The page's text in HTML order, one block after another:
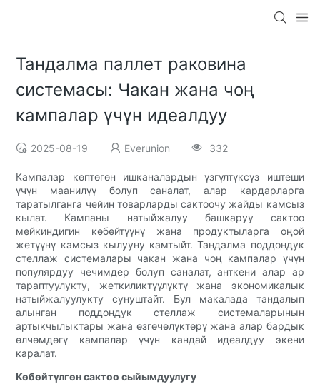
Тандалма паллет раковина
системасы: Чакан жана чоң
кампалар үчүн идеалдуу
2025-08-19 Everunion 332
Кампалар көптөгөн ишканалардын үзгүлтүксүз иштеши
үчүн маанилүү болуп саналат, алар кардарларга
таратылганга чейин товарларды сактоочу жайды камсыз
кылат. Кампаны натыйжалуу башкаруу сактоо
мейкиндигин көбөйтүүнү жана продуктыларга оңой
жетүүнү камсыз кылууну камтыйт. Тандалма поддондук
стеллаж системалары чакан жана чоң кампалар үчүн
популярдуу чечимдер болуп саналат, анткени алар ар
тараптуулукту, жеткиликтүүлүктү жана экономикалык
натыйжалуулукту сунуштайт. Бул макалада тандалып
алынган поддондук стеллаж системаларынын
артыкчылыктары жана өзгөчөлүктөрү жана алар бардык
өлчөмдөгү кампалар үчүн кандай идеалдуу экени
каралат.
Көбөйтүлгөн сактоо сыйымдуулугу